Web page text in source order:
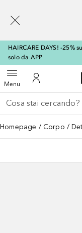
HAIRCARE DAYS! -25%
solo da APP
MenuApri menuAl Mio
Torna indietro
Esegui ricerca
Homepage Corpo